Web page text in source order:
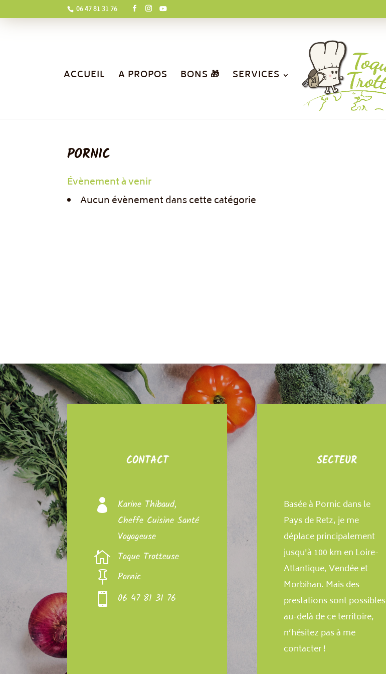
06 47 81 31 76
ACCUEIL A PROPOS BONS 🎁 SERVICES
PORNIC
Évènement à venir
Aucun évènement dans cette catégorie
CONTACT

Karine Thibaud,
Cheffe Cuisine Santé
Voyageuse
 Toque Trotteuse
 Pornic
 06 47 81 31 76
SECTEUR
Basée à Pornic dans le
Pays de Retz, je me
déplace principalement
jusqu'à 100 km en Loire-
Atlantique, Vendée et
Morbihan. Mais des
prestations sont possibles
au-delà de ce territoire,
n’hésitez pas à me
contacter !